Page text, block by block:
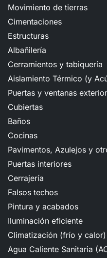
Movimiento de tierras
Cimentaciones
Estructuras
Albañilería
Cerramientos y tabiquería
Aislamiento Térmico (y
Puertas y ventanas
Cubiertas
Baños
Cocinas
Pavimentos, Azulejos y
Puertas interiores
Cerrajería
Falsos techos
Pintura y acabados
Iluminación eficiente
Climatización (frío y calor)
Agua Caliente Sanitaria